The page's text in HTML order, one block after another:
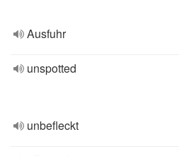
Ausfuhr
unspotted
unbefleckt